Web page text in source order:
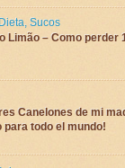
, Sucos
Limão – Como perder
Canelones de mi
para todo el mundo!